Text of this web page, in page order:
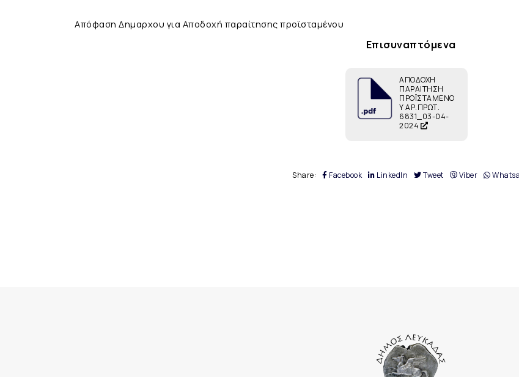
Απόφαση Δημαρχου για Αποδοχή παραίτησης προϊσταμένου
Επισυναπτόμενα
ΑΠΟΔΟΧΗ
ΠΑΡΑΙΤΗΣΗ
ΠΡΟΪΣΤΑΜΕΝΟ
Υ ΑΡ.ΠΡΩΤ.
6831_03-04-
2024
Share: Facebook LinkedIn Tweet Viber